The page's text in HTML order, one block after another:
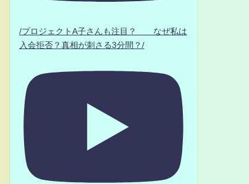
/プロジェクトA子さんも注目？ なぜ私は
入会拒否？真相が刺さる3分間？/